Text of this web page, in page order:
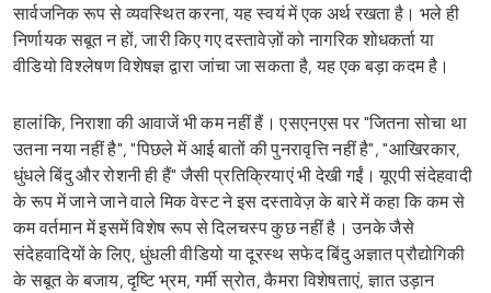
सार्वजनिक रूप से व्यवस्थित करना, यह स्वयं में एक अर्थ रखता है। भले ही
निर्णायक सबूत न हों, जारी किए गए दस्तावेज़ों को नागरिक शोधकर्ता या
वीडियो विश्लेषण विशेषज्ञ द्वारा जांचा जा सकता है, यह एक बड़ा कदम है।
हालांकि, निराशा की आवाजें भी कम नहीं हैं। एसएनएस पर "जितना सोचा था
उतना नया नहीं है", "पिछले में आई बातों की पुनरावृत्ति नहीं है", "आखिरकार,
धुंधले बिंदु और रोशनी ही हैं" जैसी प्रतिक्रियाएं भी देखी गईं। यूएपी संदेहवादी
के रूप में जाने जाने वाले मिक वेस्ट ने इस दस्तावेज़ के बारे में कहा कि कम से
कम वर्तमान में इसमें विशेष रूप से दिलचस्प कुछ नहीं है। उनके जैसे
संदेहवादियों के लिए, धुंधली वीडियो या दूरस्थ सफेद बिंदु अज्ञात प्रौद्योगिकी
के सबूत के बजाय, दृष्टि भ्रम, गर्मी स्रोत, कैमरा विशेषताएं, ज्ञात उड़ान